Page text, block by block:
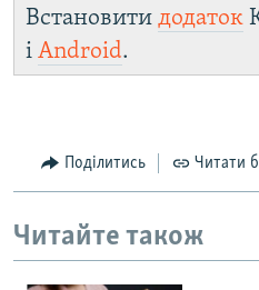
Встановити додаток
і Android.
Поділитись Читати
Читайте також